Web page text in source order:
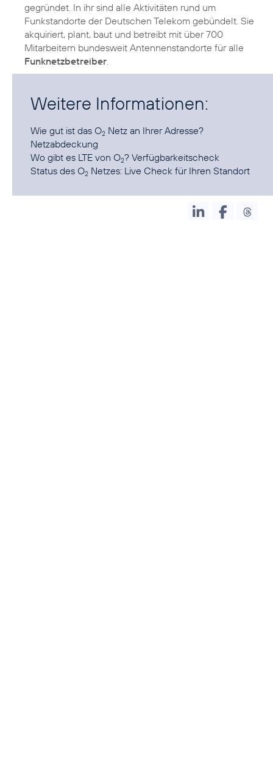
gegründet. In ihr sind alle Aktivitäten rund um
Funkstandorte der Deutschen Telekom gebündelt. Sie
akquiriert, plant, baut und betreibt mit über 700
Mitarbeitern bundesweit Antennenstandorte für alle
Funknetzbetreiber
Weitere Informationen:
Wie gut ist das O2 Netz an Ihrer Adresse?
Netzabdeckung
Wo gibt es LTE von O2? Verfügbarkeitscheck
Status des O2 Netzes: Live Check für Ihren Standort